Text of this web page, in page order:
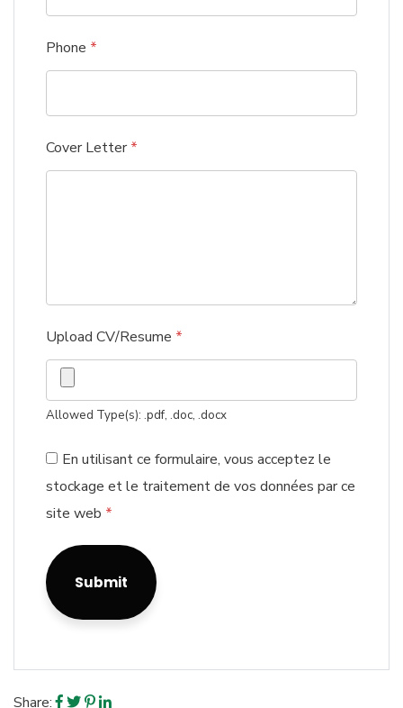
Phone *
Cover Letter*
Upload CV/Resume *
Allowed Type(s): .pdf, .doc, .docx
En utilisant ce formulaire, vous acceptez le
stockage et le traitement de vos données par ce
site web *
Share: